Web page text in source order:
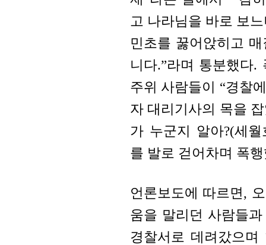
고 나라님을 바로 보
민초를 꿇어앉히고
니다.”라며 통분했다
주위 사람들이 “경찰
자 대리기사의 목을
가 누군지 알아?(세
를 발로 걷어차며 폭
언론보도에 따르면,
움을 말리던 사람들
경찰서로 데려갔으